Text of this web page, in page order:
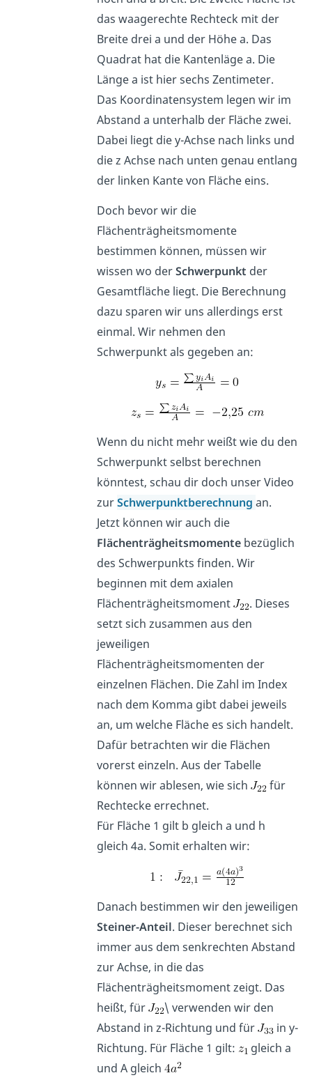
das waagerechte Rechteck mit der
Breite drei a und der Höhe a. Das
Quadrat hat die Kantenläge a. Die
Länge a ist hier sechs Zentimeter.
Das Koordinatensystem legen wir im
Abstand a unterhalb der Fläche zwei.
Dabei liegt die y-Achse nach links und
die z Achse nach unten genau entlang
der linken Kante von Fläche eins.
Doch bevor wir die
Flächenträgheitsmomente
bestimmen können, müssen wir
wissen wo derSchwerpunkt der
Gesamtfläche liegt. Die Berechnung
dazu sparen wir uns allerdings erst
einmal. Wir nehmen den
Schwerpunkt als gegeben an:
Wenn du nicht mehr weißt wie du den
Schwerpunkt selbst berechnen
könntest, schau dir doch unser Video
zurSchwerpunktberechnung an.
Jetzt können wir auch die
Flächenträgheitsmomentebezüglich
des Schwerpunkts finden. Wir
beginnen mit dem axialen
Flächenträgheitsmoment
. Dieses
setzt sich zusammen aus den
jeweiligen
Flächenträgheitsmomenten der
einzelnen Flächen. Die Zahl im Index
nach dem Komma gibt dabei jeweils
an, um welche Fläche es sich handelt.
Dafür betrachten wir die Flächen
vorerst einzeln. Aus der Tabelle
können wir ablesen, wie sich
für
Rechtecke errechnet.
Für Fläche 1 gilt b gleich a und h
gleich 4a. Somit erhalten wir:
Danach bestimmen wir den jeweiligen
Steiner-Anteil. Dieser berechnet sich
immer aus dem senkrechten Abstand
zur Achse, in die das
Flächenträgheitsmoment zeigt. Das
heißt, für
\ verwenden wir den
Abstand in z-Richtung und für
in y-
Richtung. Für Fläche 1 gilt:
gleich a
und A gleich